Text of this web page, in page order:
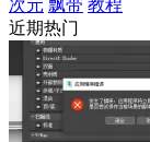
次元 飘带 教程
近期热门